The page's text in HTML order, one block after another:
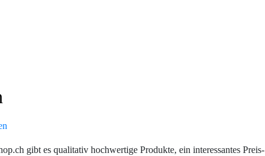
gibt es qualitativ hochwertige Produkte, ein interessantes Preis-